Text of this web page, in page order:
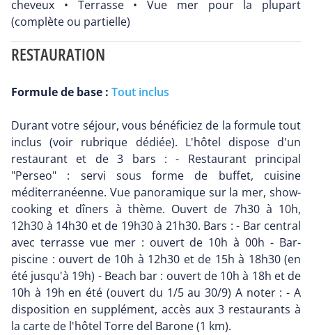
cheveux • Terrasse • Vue mer pour la plupart
(complète ou partielle)
RESTAURATION
Formule de base : Tout inclus
Durant votre séjour, vous bénéficiez de la formule tout
inclus (voir rubrique dédiée). L'hôtel dispose d'un
restaurant et de 3 bars : - Restaurant principal
"Perseo" : servi sous forme de buffet, cuisine
méditerranéenne. Vue panoramique sur la mer, show-
cooking et dîners à thème. Ouvert de 7h30 à 10h,
12h30 à 14h30 et de 19h30 à 21h30. Bars : - Bar central
avec terrasse vue mer : ouvert de 10h à 00h - Bar-
piscine : ouvert de 10h à 12h30 et de 15h à 18h30 (en
été jusqu'à 19h) - Beach bar : ouvert de 10h à 18h et de
10h à 19h en été (ouvert du 1/5 au 30/9) A noter : - A
disposition en supplément, accès aux 3 restaurants à
la carte de l'hôtel Torre del Barone (1 km).